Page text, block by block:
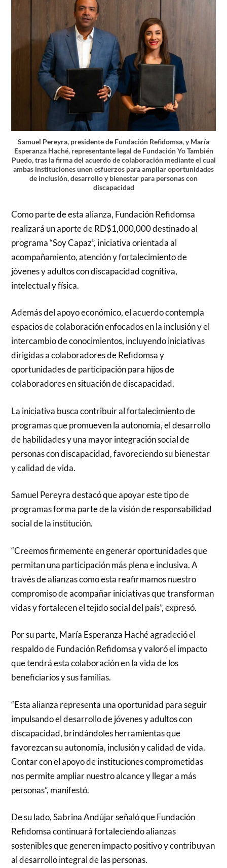
Samuel Pereyra, presidente de Fundación Refidomsa, y María
Esperanza Haché, representante legal de Fundación Yo También
Puedo, tras la firma del acuerdo de colaboración mediante el cual
ambas instituciones unen esfuerzos para ampliar oportunidades
de inclusión, desarrollo y bienestar para personas con
discapacidad
Como parte de esta alianza, Fundación Refidomsa
realizará un aporte de RD$1,000,000 destinado al
programa “Soy Capaz”, iniciativa orientada al
acompañamiento, atención y fortalecimiento de
jóvenes y adultos con discapacidad cognitiva,
intelectual y física.
Además del apoyo económico, el acuerdo contempla
espacios de colaboración enfocados en la inclusión y el
intercambio de conocimientos, incluyendo iniciativas
dirigidas a colaboradores de Refidomsa y
oportunidades de participación para hijos de
colaboradores en situación de discapacidad.
La iniciativa busca contribuir al fortalecimiento de
programas que promueven la autonomía, el desarrollo
de habilidades y una mayor integración social de
personas con discapacidad, favoreciendo su bienestar
y calidad de vida.
Samuel Pereyra destacó que apoyar este tipo de
programas forma parte de la visión de responsabilidad
social de la institución.
“Creemos firmemente en generar oportunidades que
permitan una participación más plena e inclusiva. A
través de alianzas como esta reafirmamos nuestro
compromiso de acompañar iniciativas que transforman
vidas y fortalecen el tejido social del país”, expresó.
Por su parte, María Esperanza Haché agradeció el
respaldo de Fundación Refidomsa y valoró el impacto
que tendrá esta colaboración en la vida de los
beneficiarios y sus familias.
“Esta alianza representa una oportunidad para seguir
impulsando el desarrollo de jóvenes y adultos con
discapacidad, brindándoles herramientas que
favorezcan su autonomía, inclusión y calidad de vida.
Contar con el apoyo de instituciones comprometidas
nos permite ampliar nuestro alcance y llegar a más
personas”, manifestó.
De su lado, Sabrina Andújar señaló que Fundación
Refidomsa continuará fortaleciendo alianzas
sostenibles que generen impacto positivo y contribuyan
al desarrollo integral de las personas.